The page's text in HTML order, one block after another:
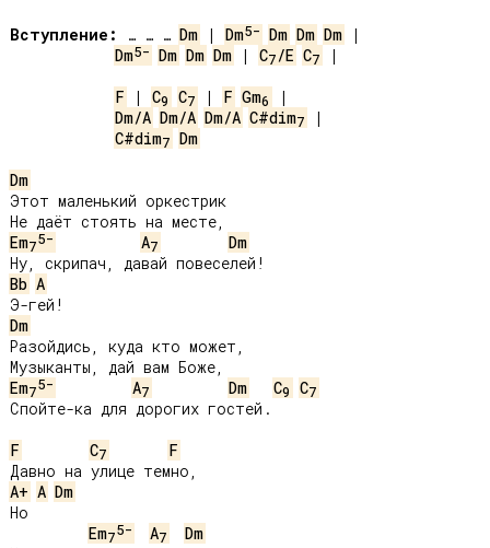
Вступление: … … … Dm | Dm5- Dm Dm Dm
Dm5- Dm Dm Dm | C7/E C7
|
F | C9 C7 | F Gm6
Dm/A Dm/A Dm/A C#dim7
C#dim7 Dm
Dm
Этот маленький оркестрик
Em75- A7
Dm
Bb A
Dm
Разойдись, куда кто может,
Em75- A7 Dm C9 C7
Спойте-ка для дорогих гостей.
F
C7
F
A+ A Dm
Но
Em75- A7
Dm